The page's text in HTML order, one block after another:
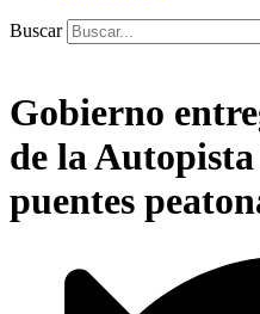
Buscar
Gobierno
de la
puentes